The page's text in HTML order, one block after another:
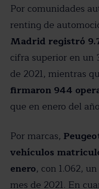
Por comunidades
renting de
Madrid registró
cifra superior en un
de 2021, mientras
firmaron 944
que en enero del
Por marcas,
vehículos
enero, con 1.062,
mes de 2021. En